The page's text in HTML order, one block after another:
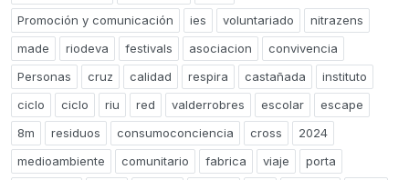
Promoción y comunicación
ies voluntariado
nitrazens
made
riodeva festivals asociacion
convivencia
Personas
cruz calidad respira castañada
instituto
ciclo
ciclo riu red valderrobres escolar
escape
8m
residuos consumoconciencia cross
2024
medioambiente
comunitario fabrica viaje
porta